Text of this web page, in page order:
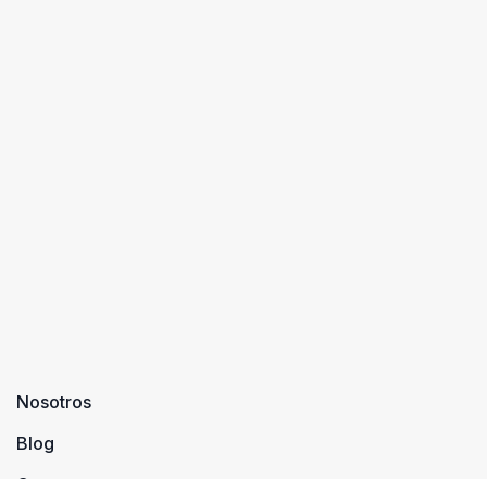
Nosotros
Blog